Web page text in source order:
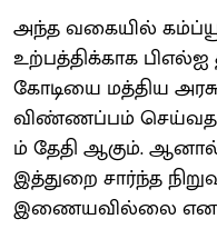
அந்த வகையில்
உற்பத்திக்காக பிஎல்ஐ
கோடியை மத்திய
விண்ணப்பம்
ம் தேதி ஆகும்.
இத்துறை சார்ந்த
இணையவில்லை என